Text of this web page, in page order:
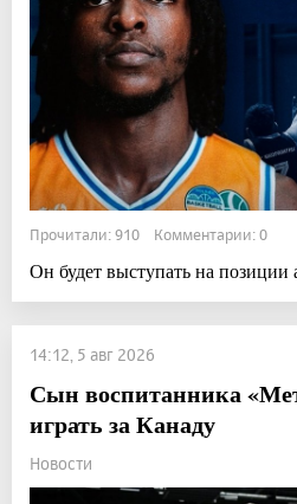
Прочитали: 910 Комментарии: 0
Он будет выступать на
14:12, 5 авг 2026
Сын воспитанника
играть за Канаду
Новости